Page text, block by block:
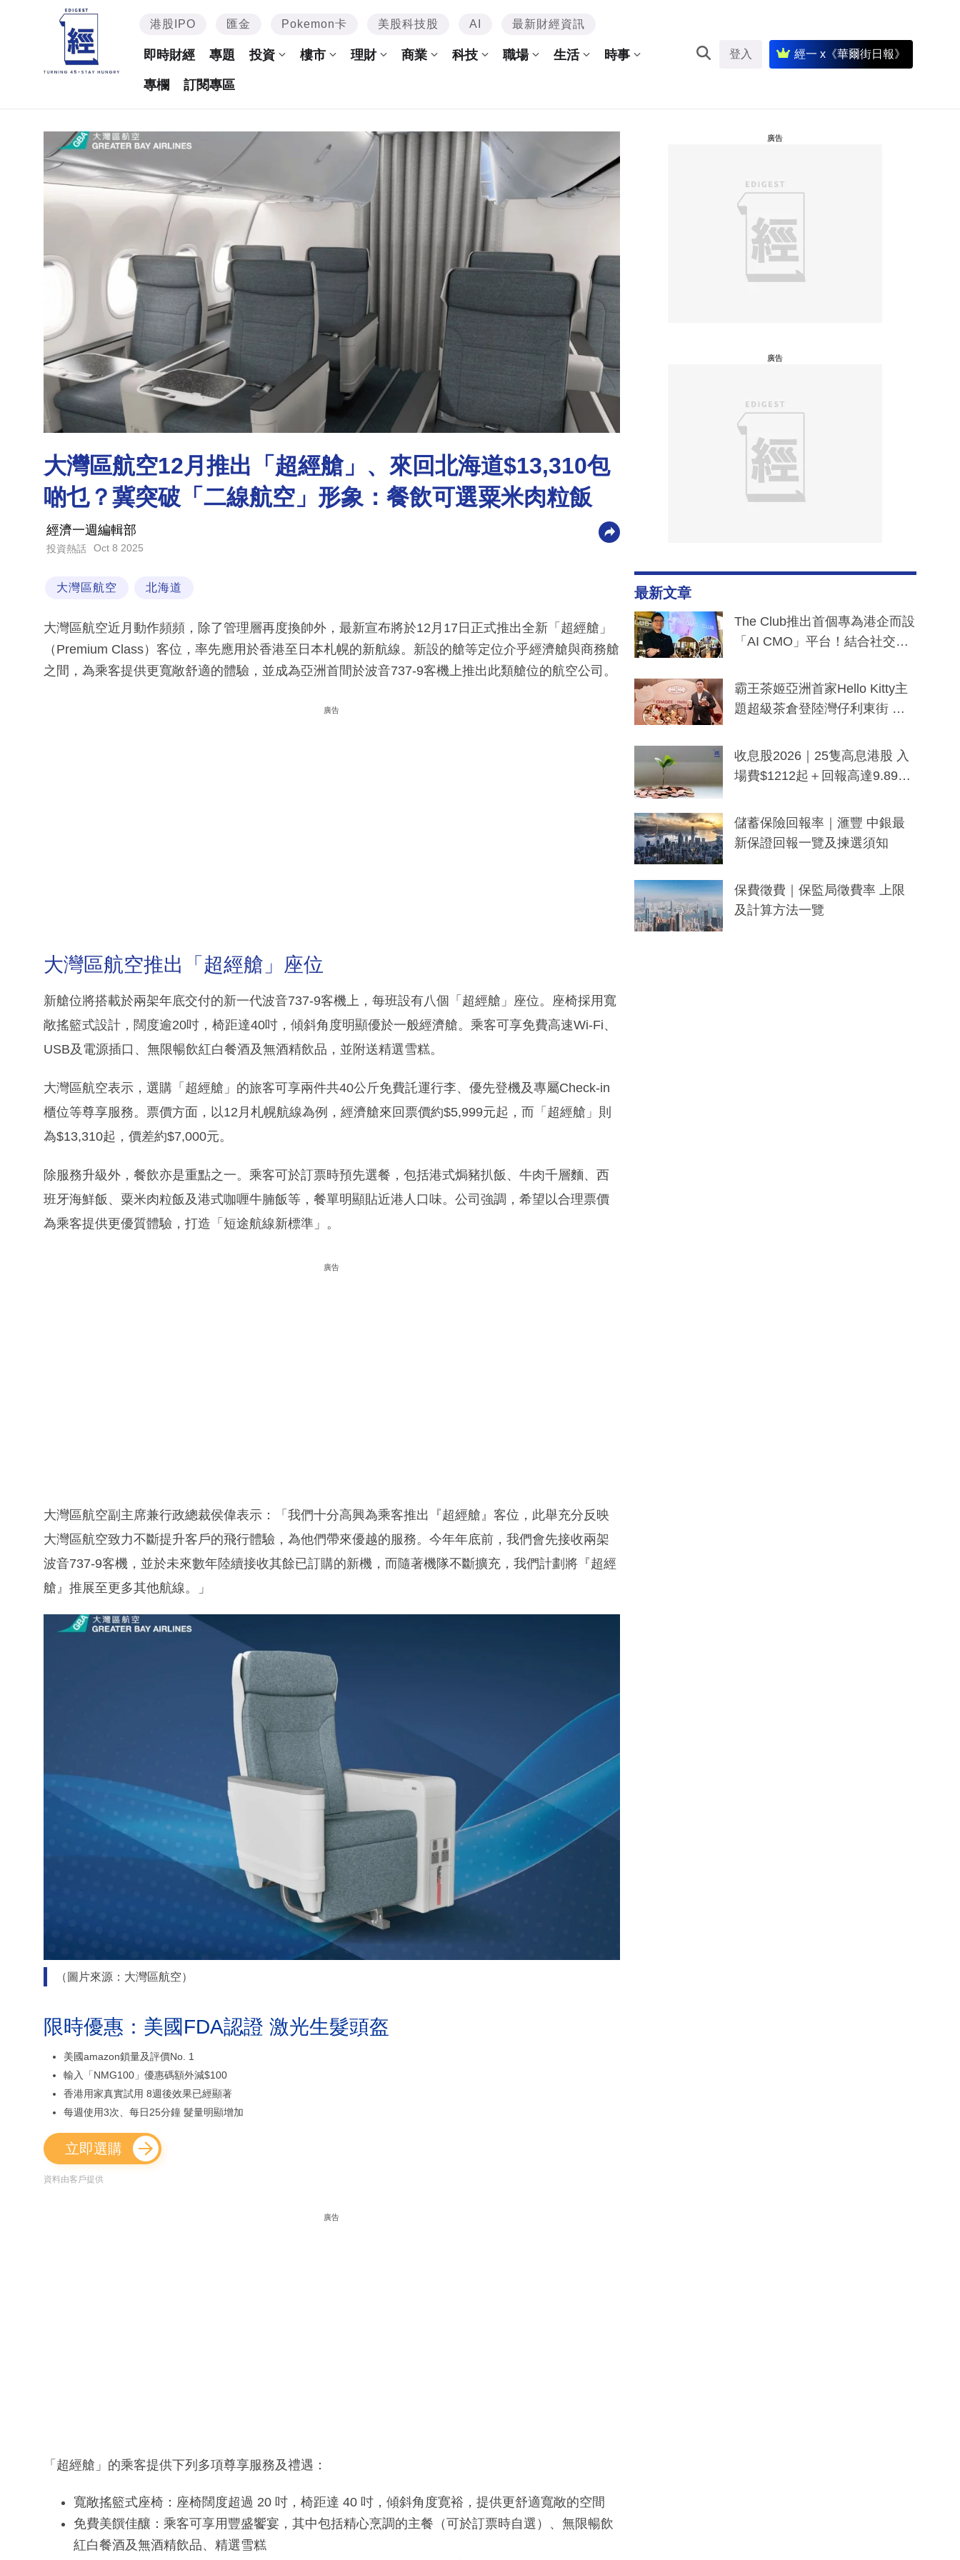
港股IPO 匯金 Pokemon卡 美股科技股 AI 最新財經資訊
即時財經 專題 投資 樓市 理財 商業 科技 職場 生活 時事
專欄 訂閱專區
登入 經一 x《華爾街日報》
大灣區航空12月推出「超經艙」、來回北海道$13,310包
啲乜？冀突破「二線航空」形象：餐飲可選粟米肉粒飯
經濟一週編輯部
投資熱話 Oct 8 2025
大灣區航空 北海道
大灣區航空近月動作頻頻，除了管理層再度換帥外，最新宣布將於12月17日正式推出全新「超經艙」
（Premium Class）客位，率先應用於香港至日本札幌的新航線。新設的艙等定位介乎經濟艙與商務艙
之間，為乘客提供更寬敞舒適的體驗，並成為亞洲首間於波音737-9客機上推出此類艙位的航空公司。
廣告
大灣區航空推出「超經艙」座位
新艙位將搭載於兩架年底交付的新一代波音737-9客機上，每班設有八個「超經艙」座位。座椅採用寬
敞搖籃式設計，闊度逾20吋，椅距達40吋，傾斜角度明顯優於一般經濟艙。乘客可享免費高速Wi-Fi、
USB及電源插口、無限暢飲紅白餐酒及無酒精飲品，並附送精選雪糕。
大灣區航空表示，選購「超經艙」的旅客可享兩件共40公斤免費託運行李、優先登機及專屬Check-in
櫃位等尊享服務。票價方面，以12月札幌航線為例，經濟艙來回票價約$5,999元起，而「超經艙」則
為$13,310起，價差約$7,000元。
除服務升級外，餐飲亦是重點之一。乘客可於訂票時預先選餐，包括港式焗豬扒飯、牛肉千層麵、西
班牙海鮮飯、粟米肉粒飯及港式咖喱牛腩飯等，餐單明顯貼近港人口味。公司強調，希望以合理票價
為乘客提供更優質體驗，打造「短途航線新標準」。
廣告
大灣區航空副主席兼行政總裁侯偉表示：「我們十分高興為乘客推出『超經艙』客位，此舉充分反映
大灣區航空致力不斷提升客戶的飛行體驗，為他們帶來優越的服務。今年年底前，我們會先接收兩架
波音737-9客機，並於未來數年陸續接收其餘已訂購的新機，而隨著機隊不斷擴充，我們計劃將『超經
艙』推展至更多其他航線。」
（圖片來源：大灣區航空）
限時優惠：美國FDA認證 激光生髮頭盔
美國amazon鎖量及評價No. 1
輸入「NMG100」優惠碼額外減$100
香港用家真實試用 8週後效果已經顯著
每週使用3次、每日25分鐘 髮量明顯增加
立即選購
資料由客戶提供
廣告
「超經艙」的乘客提供下列多項尊享服務及禮遇：
寬敞搖籃式座椅：座椅闊度超過 20 吋，椅距達 40 吋，傾斜角度寛裕，提供更舒適寬敞的空間
免費美饌佳釀：乘客可享用豐盛饗宴，其中包括精心烹調的主餐（可於訂票時自選）、無限暢飲
紅白餐酒及無酒精飲品、精選雪糕
廣告
廣告
最新文章
The Club推出首個專為港企而設
「AI CMO」平台！結合社交聆
分鐘生成「貼地」宣傳短片
霸王茶姬亞洲首家Hello Kitty主
題超級茶倉登陸灣仔利東街 推
y及香港限定特調系列
收息股2026｜25隻高息港股 入
場費$1212起＋回報高達9.89
儲蓄保險回報率｜滙豐 中銀最
新保證回報一覽及揀選須知
保費徵費｜保監局徵費率 上限
及計算方法一覽